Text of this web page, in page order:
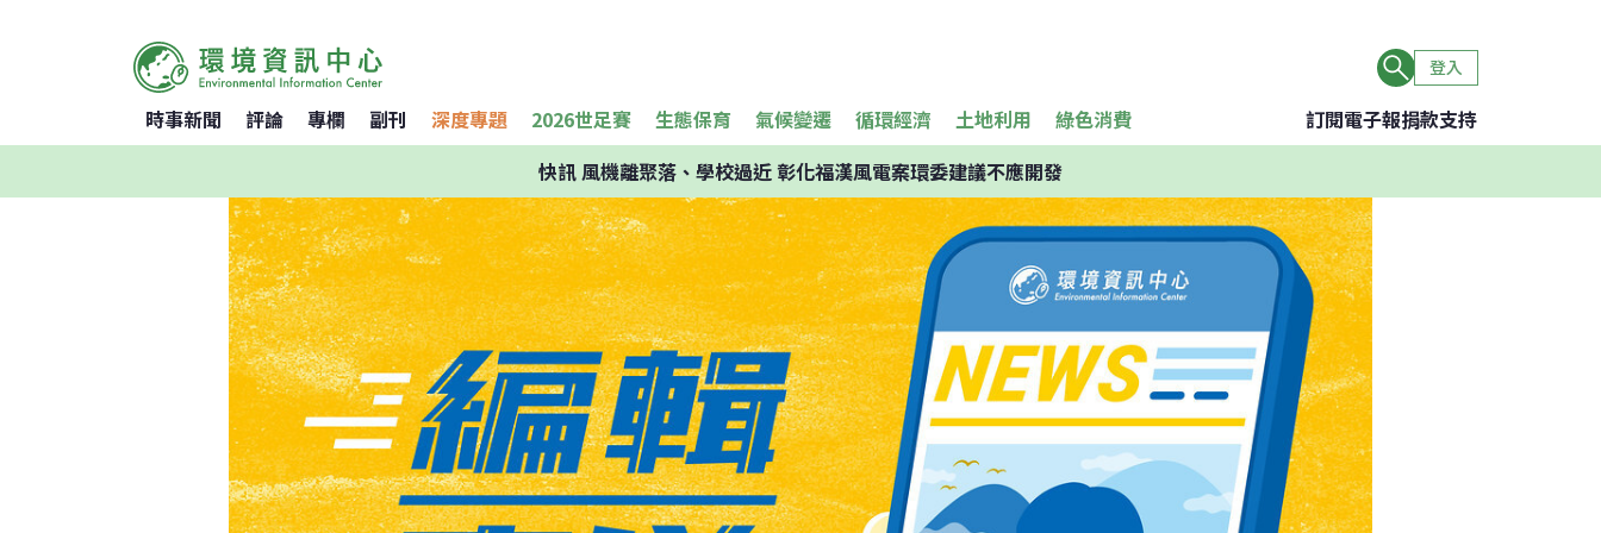
登入
時事新聞 評論 專欄 副刊 深度專題 2026世足賽 生態保育 氣候變遷 循環經濟 土地利用 綠色消費 訂閱電子報捐款支持
快訊風機離聚落、學校過近 彰化福漢風電案環委建議不應開發